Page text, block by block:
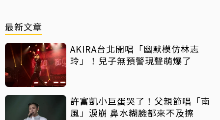
最新文章
AKIRA台北開唱「幽默模仿林志
玲」！兒子無預警現聲萌爆了
許富凱小巨蛋哭了！父親節唱「南
風」淚崩 鼻水糊臉都來不及擦